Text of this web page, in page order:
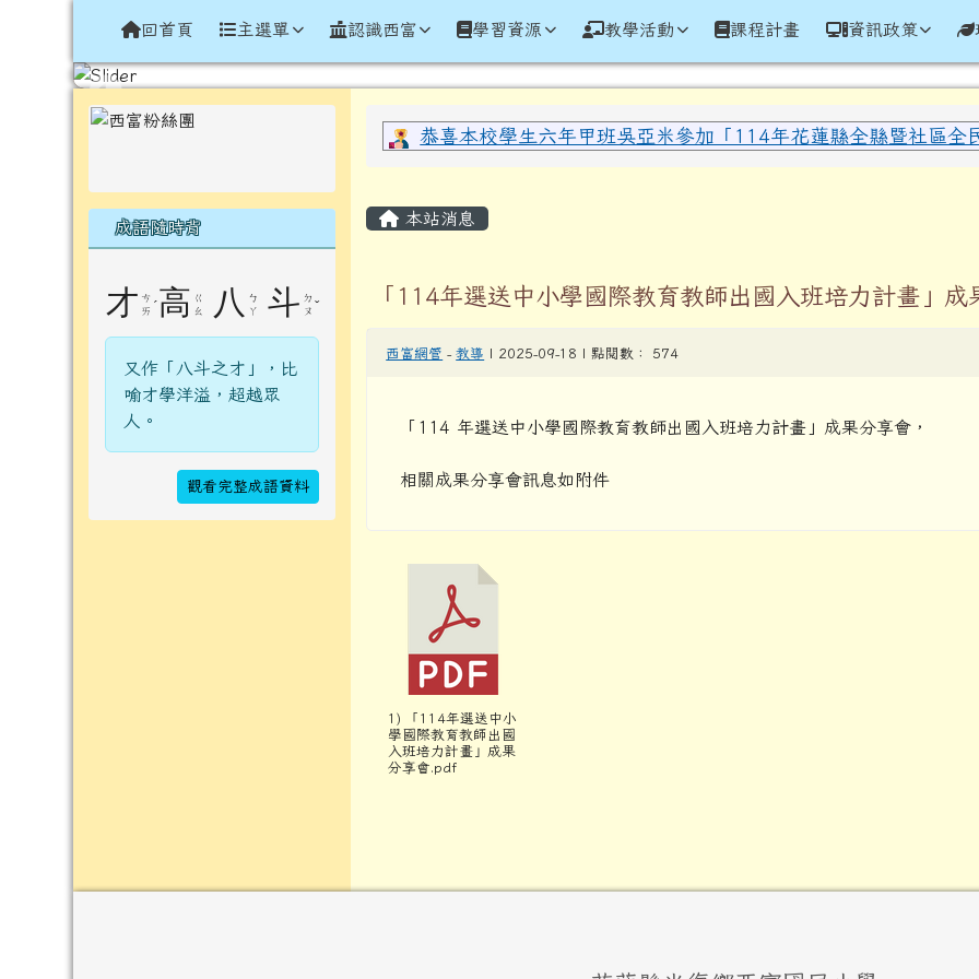
花蓮縣光復鄉西富國民小學全球資訊網
回首頁 主選單 認識西富 學習資源 教學活動 課程計畫 資訊政策
左邊區域內容
成語隨時背
才 ㄘ
ㄞ ˊ高 ㄍ
ㄠ
八
ㄅ
ㄚ
斗 ㄉ
ㄡ ˇ
又作「八斗之才」，比
喻才學洋溢，超越眾
人。
觀看完整成語資料
上中區域內容
恭喜本校學生六年甲班吳亞米參加「114年花蓮縣全縣暨社區
主內容區域
本站消息
「114年選送中小學國際教育教師出國入班培力計畫」成
西富網管 -教導 | 2025-09-18 | 點閱數： 574
「114 年選送中小學國際教育教師出國入班培力計畫」成果分享會，
相關成果分享會訊息如附件
1) 「114年選送中小
學國際教育教師出國
入班培力計畫」成果
分享會.pdf
頁尾區域